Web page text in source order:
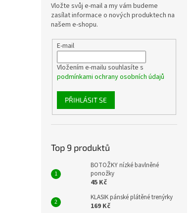
Vložte svůj e-mail a my vám budeme
zasílat informace o nových produktech na
našem e-shopu.
E-mail
Vložením e-mailu souhlasíte s
podmínkami ochrany osobních údajů
PŘIHLÁSIT SE
Top 9 produktů
BOTOŽKY nízké bavlněné
ponožky
45 Kč
KLASIK pánské plátěné trenýrky
169 Kč